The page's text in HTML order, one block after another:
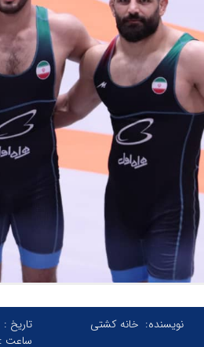
نویسنده: خانه کشتی تاریخ :
ساعت :